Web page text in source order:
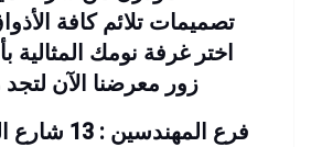
تصميمات تلائم كافة
اختر غرفة نومك المثالية
زور معرضنا الآن لتجد
فرع